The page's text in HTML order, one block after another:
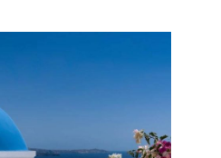
puisqu’il ne vous
est fabriqué en silicone
de haute qualité. Son
matériau en caoutchouc